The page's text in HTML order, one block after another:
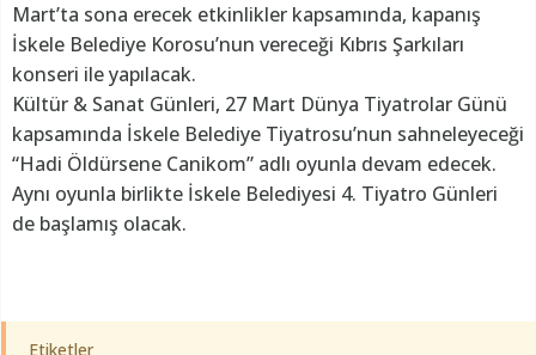
Mart’ta sona erecek etkinlikler kapsamında, kapanış
İskele Belediye Korosu’nun vereceği Kıbrıs Şarkıları
konseri ile yapılacak.
Kültür & Sanat Günleri, 27 Mart Dünya Tiyatrolar Günü
kapsamında İskele Belediye Tiyatrosu’nun sahneleyeceği
“Hadi Öldürsene Canikom” adlı oyunla devam edecek.
Aynı oyunla birlikte İskele Belediyesi 4. Tiyatro Günleri
de başlamış olacak.
Etiketler